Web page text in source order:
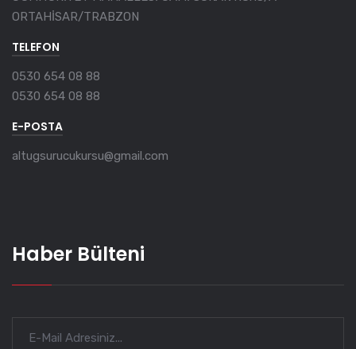
ORTAHİSAR/TRABZON
TELEFON
0530 654 08 88
0530 654 08 88
E-POSTA
altugsurucukursu@gmail.com
Haber Bülteni